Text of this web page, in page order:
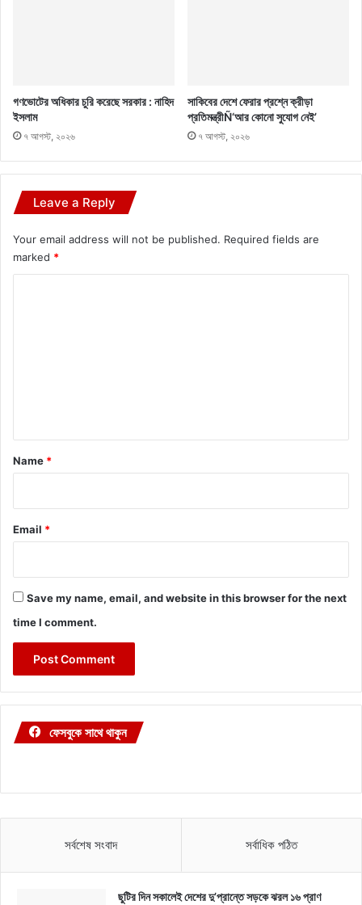
গণভোটের অধিকার চুরি করেছে সরকার : নাহিদ
ইসলাম
৭ আগস্ট, ২০২৬
সাকিবের দেশে ফেরার প্রশ্নে ক্রীড়া
প্রতিমন্ত্রীÑ‘আর কোনো সুযোগ নেই’
৭ আগস্ট, ২০২৬
Leave a Reply
Your email address will not be published. Required fields are
marked *
*
Name *
Email *
Save my name, email, and website in this browser for the next
time I comment.
ফেসবুকে সাথে থাকুন
সর্বশেষ সংবাদ সর্বাধিক পঠিত
ছুটির দিন সকালেই দেশের দু’প্রান্তে সড়কে ঝরল ১৬ প্রাণ